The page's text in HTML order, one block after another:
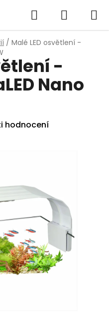
Hledat
KOŠÍK
/ Malé LED osvětlení -
-
Nano
hodnocení